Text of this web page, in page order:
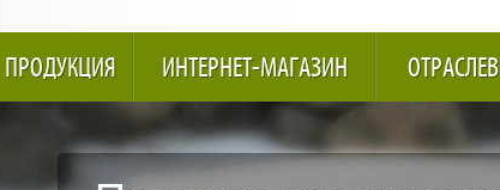
ПРОДУКЦИЯ ИНТЕРНЕТ-МАГАЗИН